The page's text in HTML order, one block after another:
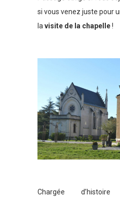
si vous venez juste pour
la visite de la chapelle!
Chargée